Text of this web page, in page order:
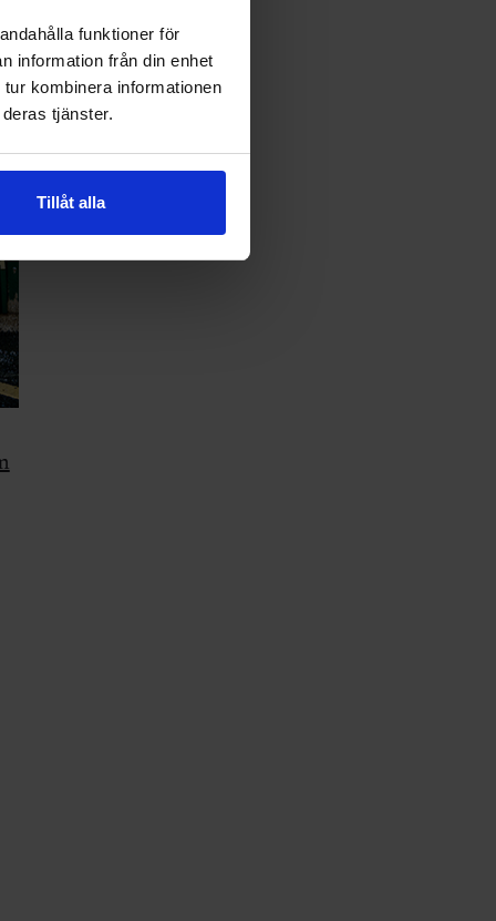
funktioner för
information från din enhet
kombinera informationen
tjänster.
Tillåt alla